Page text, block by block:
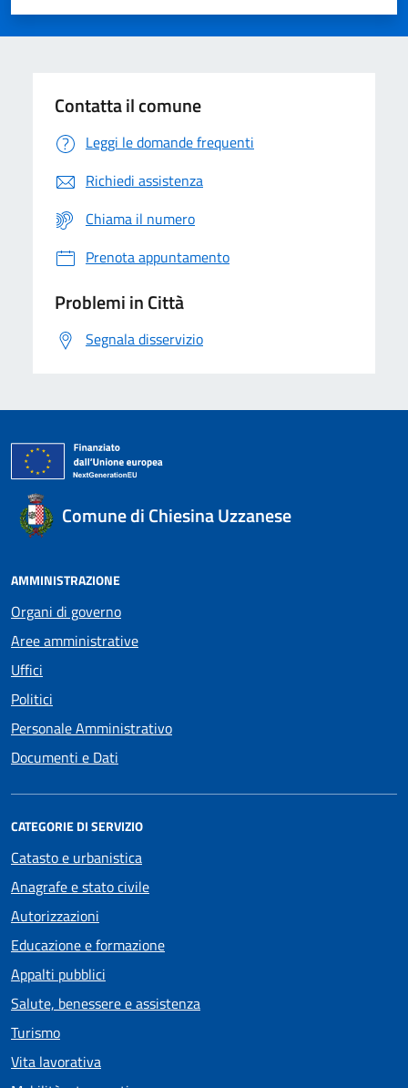
Valuta 5 stelle su 5
Valuta 4 stelle su 5
Valuta 3 stelle su 5
Valuta 2 stelle su 5
Valuta 1 stelle su 5
Contatta il comune
Leggi le domande frequenti
Richiedi assistenza
Chiama il numero
Prenota appuntamento
Problemi in Città
Segnala disservizio
Comune di Chiesina Uzzanese
AMMINISTRAZIONE
Organi di governo
Aree amministrative
Uffici
Politici
Personale Amministrativo
Documenti e Dati
CATEGORIE DI SERVIZIO
Catasto e urbanistica
Anagrafe e stato civile
Autorizzazioni
Educazione e formazione
Appalti pubblici
Salute, benessere e assistenza
Turismo
Vita lavorativa